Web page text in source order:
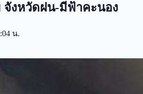
จังหวัดฝน-มีฟ้าคะนอง
น.